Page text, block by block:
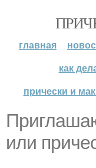
главная
как
прически и
или